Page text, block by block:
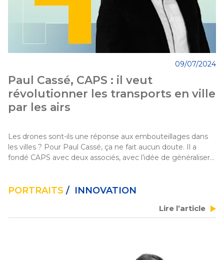
Paul Cassé, CAPS : il veut
révolutionner les transports en ville
par les airs
09/07/2024
Les drones sont-ils une réponse aux embouteillages dans
les villes ? Pour Paul Cassé, ça ne fait aucun doute. Il a
fondé CAPS avec deux associés, avec l’idée de généraliser
utopie en passe de se concrétiser.
PORTRAITS / INNOVATION
Lire l’article